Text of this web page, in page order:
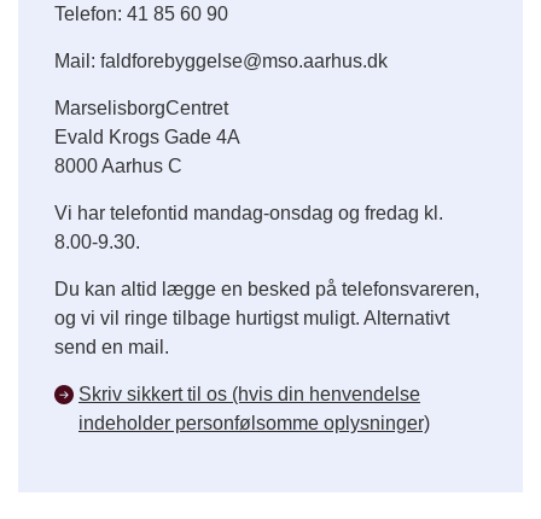
Telefon: 41 85 60 90
Mail: faldforebyggelse@mso.aarhus.dk
MarselisborgCentret
Evald Krogs Gade 4A
8000 Aarhus C
Vi har telefontid mandag-onsdag og fredag kl.
8.00-9.30.
Du kan altid lægge en besked på telefonsvareren,
og vi vil ringe tilbage hurtigst muligt. Alternativt
send en mail.
Skriv sikkert til os (hvis din henvendelse
indeholder personfølsomme oplysninger)